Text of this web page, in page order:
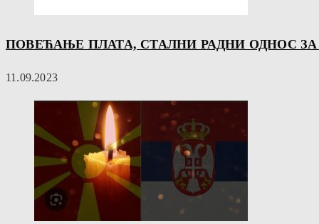
ПОВЕЋАЊЕ ПЛАТА, СТАЛНИ РАДНИ ОДНОС
11.09.2023